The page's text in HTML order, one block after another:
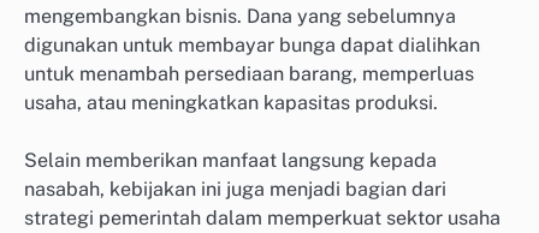
mengembangkan bisnis. Dana yang sebelumnya
digunakan untuk membayar bunga dapat dialihkan
untuk menambah persediaan barang, memperluas
usaha, atau meningkatkan kapasitas produksi.
Selain memberikan manfaat langsung kepada
nasabah, kebijakan ini juga menjadi bagian dari
strategi pemerintah dalam memperkuat sektor usaha